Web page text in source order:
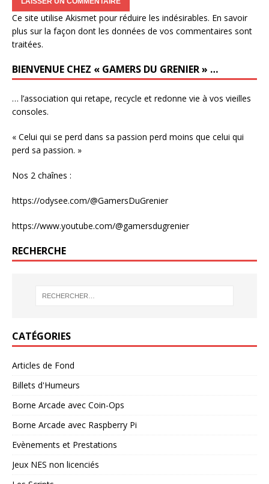
Ce site utilise Akismet pour réduire les indésirables. En savoir
plus sur la façon dont les données de vos commentaires sont
traitées.
BIENVENUE CHEZ « GAMERS DU GRENIER » …
… l’association qui retape, recycle et redonne vie à vos vieilles
consoles.
« Celui qui se perd dans sa passion perd moins que celui qui
perd sa passion. »
Nos 2 chaînes :
https://odysee.com/@GamersDuGrenier
https://www.youtube.com/@gamersdugrenier
RECHERCHE
CATÉGORIES
Articles de Fond
Billets d'Humeurs
Borne Arcade avec Coin-Ops
Borne Arcade avec Raspberry Pi
Evènements et Prestations
Jeux NES non licenciés